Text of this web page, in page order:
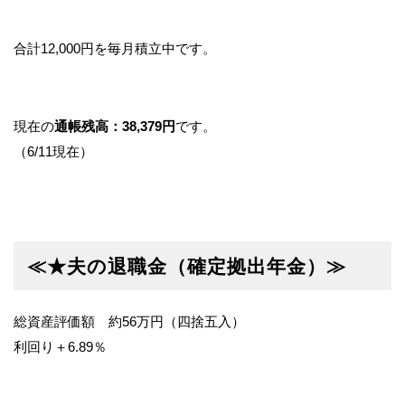
合計12,000円を毎月積立中です。
現在の通帳残高：38,379円です。
（6/11現在）
≪★夫の退職金（確定拠出年金）≫
総資産評価額 約56万円（四捨五入）
利回り＋6.89％